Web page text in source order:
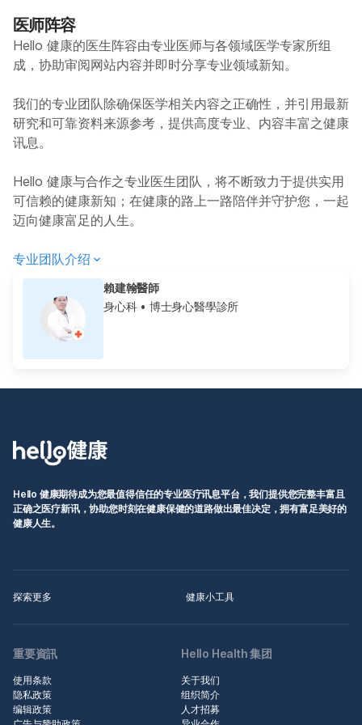
医师阵容
Hello 健康的医生阵容由专业医师与各领域医学专家所组
成，协助审阅网站内容并即时分享专业领域新知。
我们的专业团队除确保医学相关内容之正确性，并引用最新
研究和可靠资料来源参考，提供高度专业、内容丰富之健康
讯息。
Hello 健康与合作之专业医生团队，将不断致力于提供实用
可信赖的健康新知；在健康的路上一路陪伴并守护您，一起
迈向健康富足的人生。
专业团队介绍
賴建翰醫師
身心科• 博士身心醫學診所
Hello 健康期待成为您最值得信任的专业医疗讯息平台，我们提供您完整丰富且
正确之医疗新讯，协助您时刻在健康保健的道路做出最佳决定，拥有富足美好的
健康人生。
探索更多 健康小工具
重要資訊
使用条款
隐私政策
编辑政策
Hello Health 集团
关于我们
组织简介
人才招募